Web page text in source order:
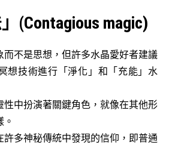
(Contagious magic)
而不是思想，但許多水晶愛好者建議
想技術進行「淨化」和「充能」水
性中扮演著關鍵角色，就像在其他形
許多神秘傳統中發現的信仰，即普通